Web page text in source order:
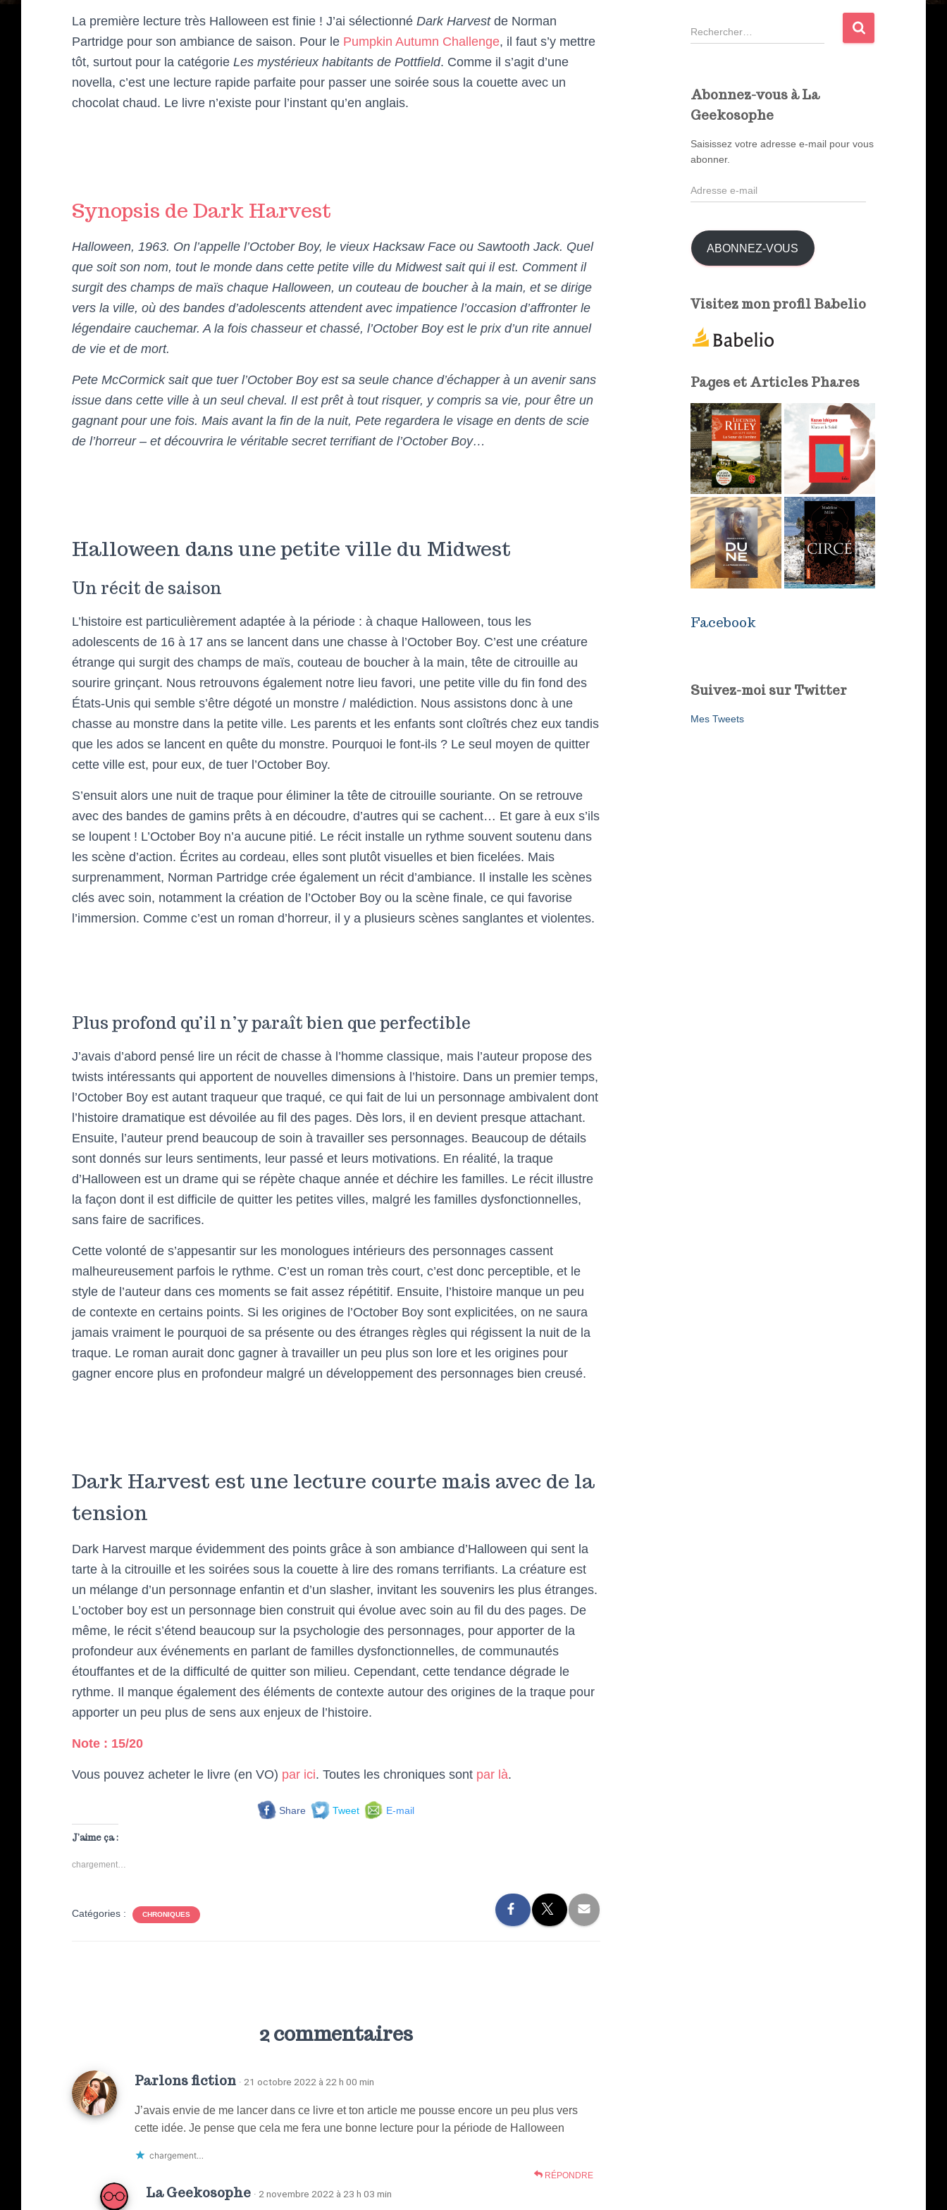
La première lecture très Halloween est finie ! J’ai sélectionné Dark Harvestde Norman
Partridge pour son ambiance de saison. Pour le Pumpkin Autumn Challenge, il faut s’y mettre
tôt, surtout pour la catégorie Les mystérieux habitants de Pottfield. Comme il s’agit d’une
novella, c’est une lecture rapide parfaite pour passer une soirée sous la couette avec un
chocolat chaud. Le livre n’existe pour l’instant qu’en anglais.
Synopsis de Dark Harvest
Halloween, 1963. On l’appelle l’October Boy, le vieux Hacksaw Face ou Sawtooth Jack. Quel
que soit son nom, tout le monde dans cette petite ville du Midwest sait qui il est. Comment il
surgit des champs de maïs chaque Halloween, un couteau de boucher à la main, et se dirige
vers la ville, où des bandes d’adolescents attendent avec impatience l’occasion d’affronter le
légendaire cauchemar. A la fois chasseur et chassé, l’October Boy est le prix d’un rite annuel
de vie et de mort.
Pete McCormick sait que tuer l’October Boy est sa seule chance d’échapper à un avenir sans
issue dans cette ville à un seul cheval. Il est prêt à tout risquer, y compris sa vie, pour être un
gagnant pour une fois. Mais avant la fin de la nuit, Pete regardera le visage en dents de scie
de l’horreur – et découvrira le véritable secret terrifiant de l’October Boy…
Halloween dans une petite ville du Midwest
Un récit de saison
L’histoire est particulièrement adaptée à la période : à chaque Halloween, tous les
adolescents de 16 à 17 ans se lancent dans une chasse à l’October Boy. C’est une créature
étrange qui surgit des champs de maïs, couteau de boucher à la main, tête de citrouille au
sourire grinçant. Nous retrouvons également notre lieu favori, une petite ville du fin fond des
États-Unis qui semble s’être dégoté un monstre / malédiction. Nous assistons donc à une
chasse au monstre dans la petite ville. Les parents et les enfants sont cloîtrés chez eux tandis
que les ados se lancent en quête du monstre. Pourquoi le font-ils ? Le seul moyen de quitter
cette ville est, pour eux, de tuer l’October Boy.
S’ensuit alors une nuit de traque pour éliminer la tête de citrouille souriante. On se retrouve
avec des bandes de gamins prêts à en découdre, d’autres qui se cachent… Et gare à eux s’ils
se loupent ! L’October Boy n’a aucune pitié. Le récit installe un rythme souvent soutenu dans
les scène d’action. Écrites au cordeau, elles sont plutôt visuelles et bien ficelées. Mais
surprenamment, Norman Partridge crée également un récit d’ambiance. Il installe les scènes
clés avec soin, notamment la création de l’October Boy ou la scène finale, ce qui favorise
l’immersion. Comme c’est un roman d’horreur, il y a plusieurs scènes sanglantes et violentes.
Plus profond qu’il n’y paraît bien que perfectible
J’avais d’abord pensé lire un récit de chasse à l’homme classique, mais l’auteur propose des
twists intéressants qui apportent de nouvelles dimensions à l’histoire. Dans un premier temps,
l’October Boy est autant traqueur que traqué, ce qui fait de lui un personnage ambivalent dont
l’histoire dramatique est dévoilée au fil des pages. Dès lors, il en devient presque attachant.
Ensuite, l’auteur prend beaucoup de soin à travailler ses personnages. Beaucoup de détails
sont donnés sur leurs sentiments, leur passé et leurs motivations. En réalité, la traque
d’Halloween est un drame qui se répète chaque année et déchire les familles. Le récit illustre
la façon dont il est difficile de quitter les petites villes, malgré les familles dysfonctionnelles,
sans faire de sacrifices.
Cette volonté de s’appesantir sur les monologues intérieurs des personnages cassent
malheureusement parfois le rythme. C’est un roman très court, c’est donc perceptible, et le
style de l’auteur dans ces moments se fait assez répétitif. Ensuite, l’histoire manque un peu
de contexte en certains points. Si les origines de l’October Boy sont explicitées, on ne saura
jamais vraiment le pourquoi de sa présente ou des étranges règles qui régissent la nuit de la
traque. Le roman aurait donc gagner à travailler un peu plus son lore et les origines pour
gagner encore plus en profondeur malgré un développement des personnages bien creusé.
Dark Harvest est une lecture courte mais avec de la
tension
Dark Harvest marque évidemment des points grâce à son ambiance d’Halloween qui sent la
tarte à la citrouille et les soirées sous la couette à lire des romans terrifiants. La créature est
un mélange d’un personnage enfantin et d’un slasher, invitant les souvenirs les plus étranges.
L’october boy est un personnage bien construit qui évolue avec soin au fil du des pages. De
même, le récit s’étend beaucoup sur la psychologie des personnages, pour apporter de la
profondeur aux événements en parlant de familles dysfonctionnelles, de communautés
étouffantes et de la difficulté de quitter son milieu. Cependant, cette tendance dégrade le
rythme. Il manque également des éléments de contexte autour des origines de la traque pour
apporter un peu plus de sens aux enjeux de l’histoire.
Note : 15/20
Vous pouvez acheter le livre (en VO) par ici. Toutes les chroniques sont par là.
Share Tweet E-mail
J’aime ça :
chargement…
Catégories : CHRONIQUES
2 commentaires
Parlons fiction · 21 octobre 2022 à 22 h 00 min
J’avais envie de me lancer dans ce livre et ton article me pousse encore un peu plus vers
cette idée. Je pense que cela me fera une bonne lecture pour la période de Halloween
chargement…
RÉPONDRE
La Geekosophe · 2 novembre 2022 à 23 h 03 min
R
e
c
e
r
:
Abonnez-vous à La
Geekosophe
Saisissez votre adresse e-mail pour vous
abonner.
A
d
s
s
a
ABONNEZ-VOUS
Visitez mon profil Babelio
Pages et Articles Phares
Facebook
Suivez-moi sur Twitter
Mes Tweets